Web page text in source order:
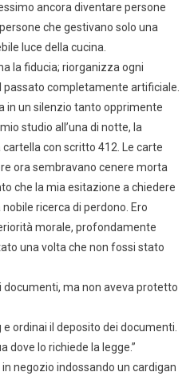
ancora diventare persone
che gestivano solo una
luce della cucina.
la fiducia; riorganizza ogni
completamente artificiale.
in un silenzio tanto opprimente
studio all’una di notte, la
con scritto 412. Le carte
ora sembravano cenere morta
che la mia esitazione a chiedere
ricerca di perdono. Ero
morale, profondamente
una volta che non fossi stato
documenti, ma non aveva protetto
e ordinai il deposito dei documenti.
dove lo richiede la legge.”
negozio indossando un cardigan